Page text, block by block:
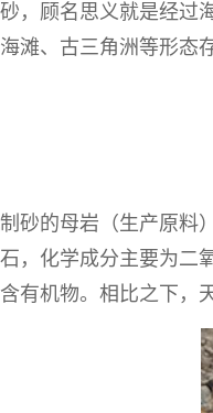
，顾名思义就是经过
滩、古三角洲等形态
砂的母岩（生产原料
，化学成分主要为二
有机物。相比之下，